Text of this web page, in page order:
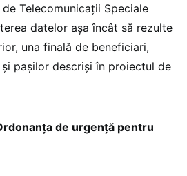
Telecomunicații Speciale
datelor așa încât să rezulte
una finală de beneficiari,
pașilor descriși în proiectul de
de urgență pentru